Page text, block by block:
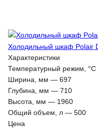
Холодильный шкаф Polair
Характеристики
Температурный режим, °С
Ширина, мм — 697
Глубина, мм — 710
Высота, мм — 1960
Общий объем, л — 500
Цена